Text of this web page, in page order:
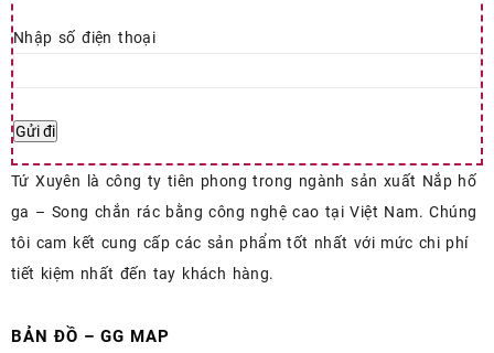
Nhập số điện thoại
Tứ Xuyên là công ty tiên phong trong ngành sản xuất Nắp hố
ga – Song chắn rác bằng công nghệ cao tại Việt Nam. Chúng
tôi cam kết cung cấp các sản phẩm tốt nhất với mức chi phí
tiết kiệm nhất đến tay khách hàng.
BẢN ĐỒ – GG MAP